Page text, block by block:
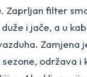
Zaprljan filter
i jače, a u
Zamjena
održava i